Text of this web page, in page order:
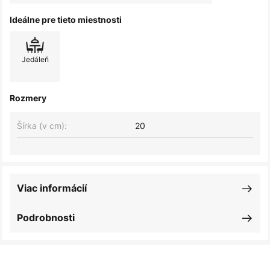
Ideálne pre tieto miestnosti
Jedáleň
Rozmery
Šírka (v cm): 20
Podrobnosti
Viac informácií